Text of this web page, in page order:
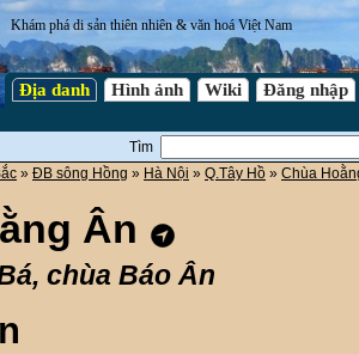
Khám phá di sản thiên nhiên & văn hoá Việt Nam
Địa danh Hình ảnh Wiki Đăng nhập
Tìm
» ĐB sông Hồng » Hà Nội » Q.Tây Hồ » Chùa
Ân
chùa Báo Ân